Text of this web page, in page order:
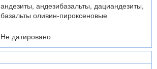
андезиты, андезибазальты, дациандезиты,
базальты оливин-пироксеновые
Не датировано